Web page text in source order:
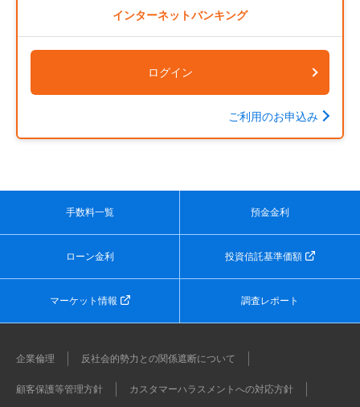
インターネットバンキング
ログイン
ご利用のお申込み
手数料一覧 預金金利
ローン金利 投資信託基準価額
マーケット情報 調査レポート
企業倫理 反社会的勢力との関係遮断について
顧客保護等管理方針 カスタマーハラスメントへの対応方針